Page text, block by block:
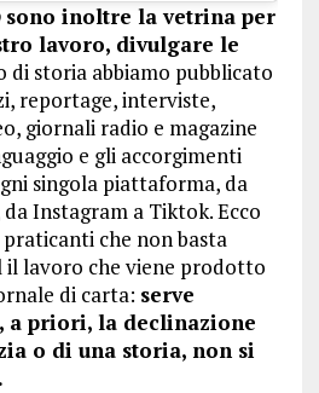
sono inoltre la vetrina per
lavoro, divulgare le
di storia abbiamo pubblicato
reportage, interviste,
giornali radio e magazine
e gli accorgimenti
singola piattaforma, da
Instagram a Tiktok. Ecco
che non basta
il lavoro che viene prodotto
di carta: serve
a priori, la declinazione
o di una storia, non si